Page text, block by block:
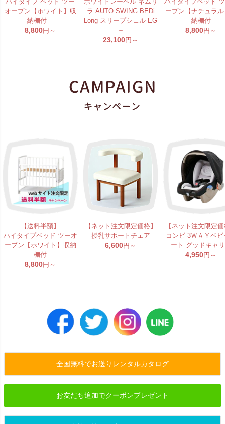
オープン【ホワイト】収
納棚付
8,800円～
ラ AUTO SWING BEDi
Long スリープシェル EG
＋
23,100円～
ープン【ナチュラ
納棚付
8,800円～
【送料半額】
ハイタイプベッド ツーオ
ープン【ホワイト】収納
棚付
8,800円～
【ネット注文限定価格】
授乳サポートチェア
6,600円～
【ネット注文限定
コンビ 3ＷＡＹベビ
ート グッドキャ
4,950円～
全国無料でお送りレンタルカタログ
お友だち追加でクーポンプレゼント